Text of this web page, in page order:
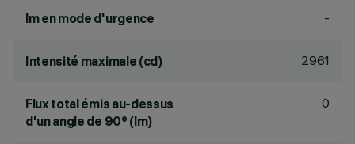
lm en mode d'urgence -
Intensité maximale (cd) 2961
Flux total émis au-dessus
d'un angle de 90° (lm)
0